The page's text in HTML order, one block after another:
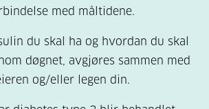
med måltidene.
du skal ha og hvordan du skal
døgnet, avgjøres sammen med
og/eller legen din.